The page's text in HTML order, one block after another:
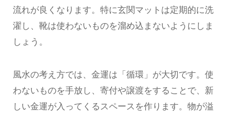
流れが良くなります。特に玄関マットは定期的に洗
濯し、靴は使わないものを溜め込まないようにしま
しょう。
風水の考え方では、金運は「循環」が大切です。使
わないものを手放し、寄付や譲渡をすることで、新
しい金運が入ってくるスペースを作ります。物が溢